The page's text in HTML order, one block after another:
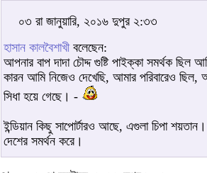
০৩ রা জানুয়ারি, ২০১৬ দুপুর ২:৩৩
হাসান কালবৈশাখীবলেছেন:
আপনার বাপ দাদা চৌদ্দ গুষ্টি পাইক্কা সমর্থক ছিল
কারন আমি নিজেও দেখেছি, আমার পরিবারেও
সিধা হয়ে গেছে। -
ইন্ডিয়ান কিছু সাপোর্টারও আছে, এগুলা চিপা
দেশের সমর্থন করে।